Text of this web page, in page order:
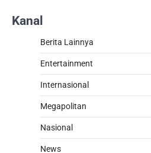
Kanal
Berita Lainnya
Entertainment
Internasional
Megapolitan
Nasional
News